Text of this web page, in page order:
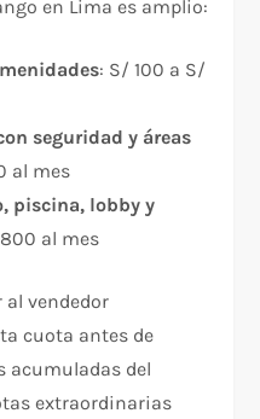
en Lima es amplio:
: S/ 100 a S/
seguridad y áreas
al mes
piscina, lobby y
al mes
vendedor
cuota antes de
acumuladas del
extraordinarias